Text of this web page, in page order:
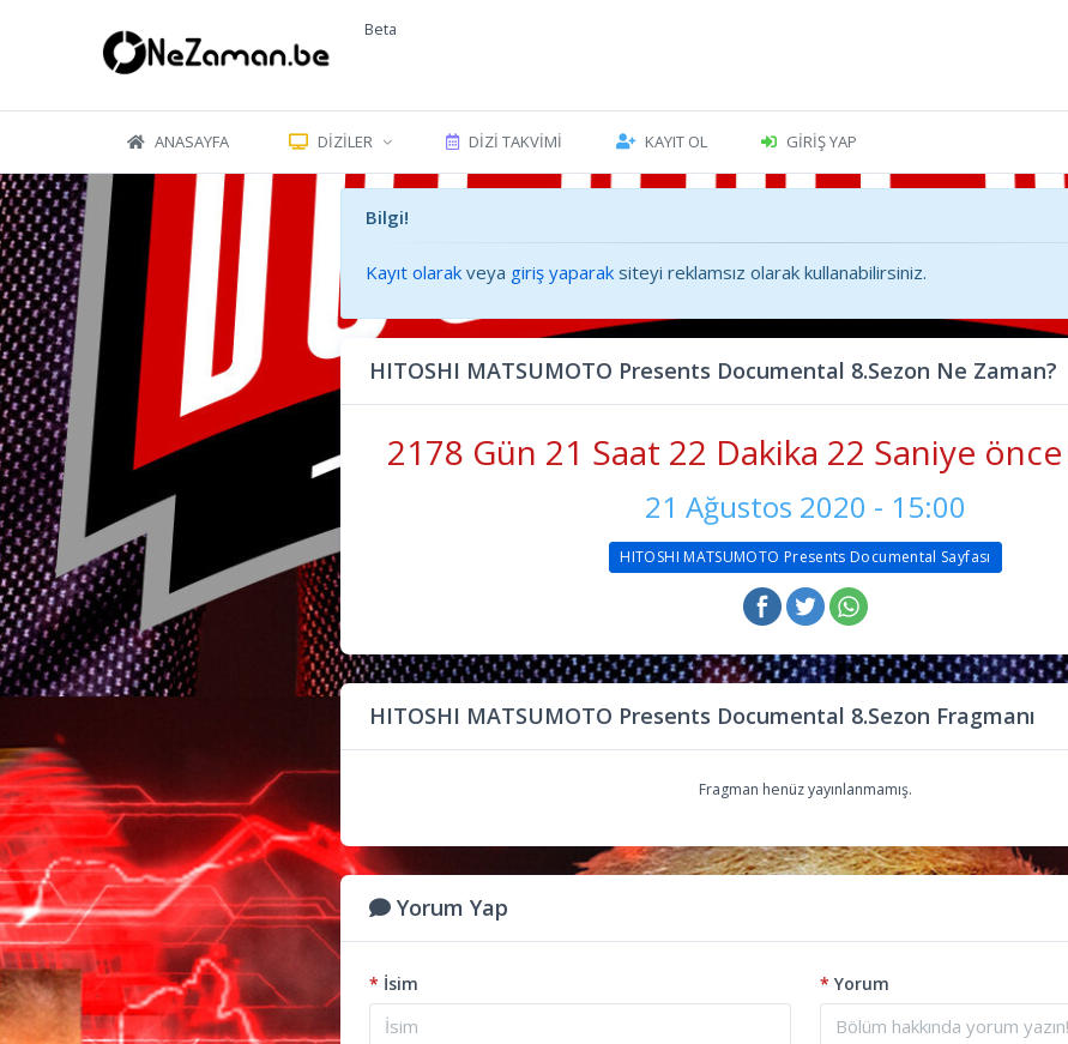
Beta
ANASAYFA DIZILER DIZI TAKVIMI KAYIT OL GIRIŞ YAP
Bilgi!
Kayıt olarak veya giriş yaparak siteyi reklamsız olarak kullanabilirsiniz.
HITOSHI MATSUMOTO Presents Documental 8.Sezon Ne Zaman?
2178 Gün 21 Saat 22 Dakika 23 Saniye
21 Ağustos 2020 - 15:00
HITOSHI MATSUMOTO Presents Documental Sayfası
HITOSHI MATSUMOTO Presents Documental 8.Sezon Fragmanı
Fragman henüz yayınlanmamış.
Yorum Yap
* İsim * Yorum